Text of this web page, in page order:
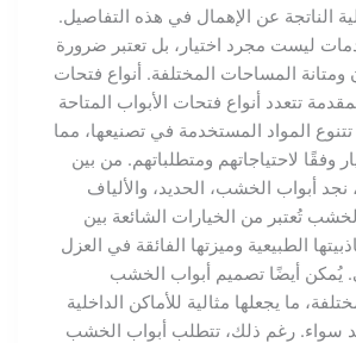
عن الإهمال في هذه التفاصيل.
مجرد اختيار، بل تعتبر ضرورة
المساحات المختلفة. أنواع فتحات
أنواع فتحات الأبواب المتاحة
المستخدمة في تصنيعها، مما
لاحتياجاتهم ومتطلباتهم. من بين
الخشب، الحديد، والألياف
من الخيارات الشائعة بين
وميزتها الفائقة في العزل
أيضًا تصميم أبواب الخشب
يجعلها مثالية للأماكن الداخلية
رغم ذلك، تتطلب أبواب الخشب